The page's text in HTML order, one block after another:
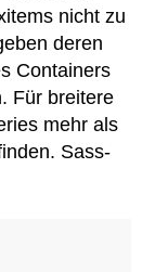
nicht zu
deren
Containers
Für breitere
mehr als
Sass-